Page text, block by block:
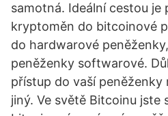
samotná. Ideální cestou je
kryptoměn do bitcoinové
do hardwarové
peněženky softwarové.
přístup do vaší peněženky
jiný. Ve světě Bitcoinu jste